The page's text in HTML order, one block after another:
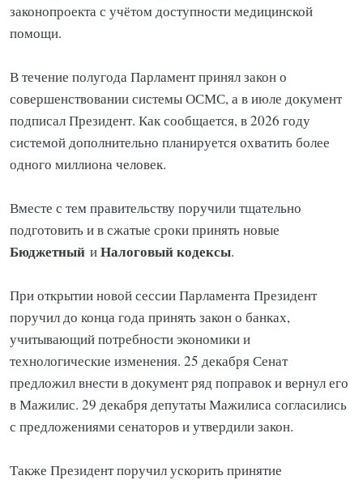
законопроекта с учётом доступности медицинской
помощи.
В течение полугода Парламент принял закон о
совершенствовании системы ОСМС, а в июле документ
подписал Президент. Как сообщается, в 2026 году
системой дополнительно планируется охватить более
одного миллиона человек.
Вместе с тем правительству поручили тщательно
подготовить и в сжатые сроки принять новые
Бюджетный иНалоговый кодексы.
При открытии новой сессии Парламента Президент
поручил до конца года принять закон о банках,
учитывающий потребности экономики и
технологические изменения. 25 декабря Сенат
предложил внести в документ ряд поправок и вернул его
в Мажилис. 29 декабря депутаты Мажилиса согласились
с предложениями сенаторов и утвердили закон.
Также Президент поручил ускорить принятие